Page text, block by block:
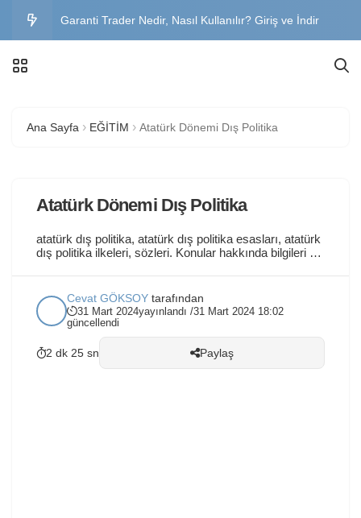
Garanti Trader Nedir, Nasıl Kullanılır? Giriş ve İndir
Ana Sayfa EĞİTİM Atatürk Dönemi Dış Politika
Atatürk Dönemi Dış Politika
atatürk dış politika, atatürk dış politika esasları, atatürk
dış politika ilkeleri, sözleri. Konular hakkında bilgileri bu
politikası, Türkiye Cumhuriyeti’nin ilk yıllarında, yeni
kurulan bir devletin uluslararası ilişkilerde karşılaştığı
zorluklar ve fırsatlarla şekillenmiştir. Mustafa Kemal
Atatürk, Türkiye’nin bağımsızlığını korumak, ulusal
çıkarlarını savunmak ve modern bir...
Cevat GÖKSOY tarafından
31 Mart 2024yayınlandı /31 Mart 2024 18:02
güncellendi
2 dk 25 sn Paylaş